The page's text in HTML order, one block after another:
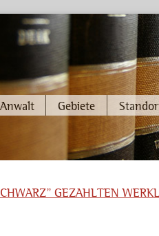
Anwalt Gebiete
GEZAHLTEN